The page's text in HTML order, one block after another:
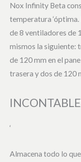
Nox Infinity Beta
temperatura
de 8 ventiladores de
mismos la siguiente:
de 120 mm en el
trasera y dos de 120
‘
Almacena todo lo